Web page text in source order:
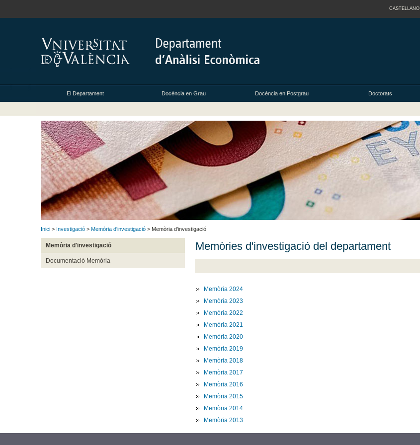
CASTELLANO
El Departament Docència en Grau Docència en Postgrau Doctorats
Inici > Investigació > Memòria d'investigació > Memòria d'investigació
Memòria d'investigació
Documentació Memòria
Memòries d'investigació del departament
Memòria 2024
Memòria 2023
Memòria 2022
Memòria 2021
Memòria 2020
Memòria 2019
Memòria 2018
Memòria 2017
Memòria 2016
Memòria 2015
Memòria 2014
Memòria 2013